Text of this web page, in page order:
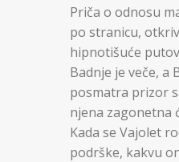
Priča o odnosu
po stranicu,
hipnotišuće
Badnje je veče, a
posmatra prizor
njena zagonetna
Kada se Vajolet
podrške, kakvu